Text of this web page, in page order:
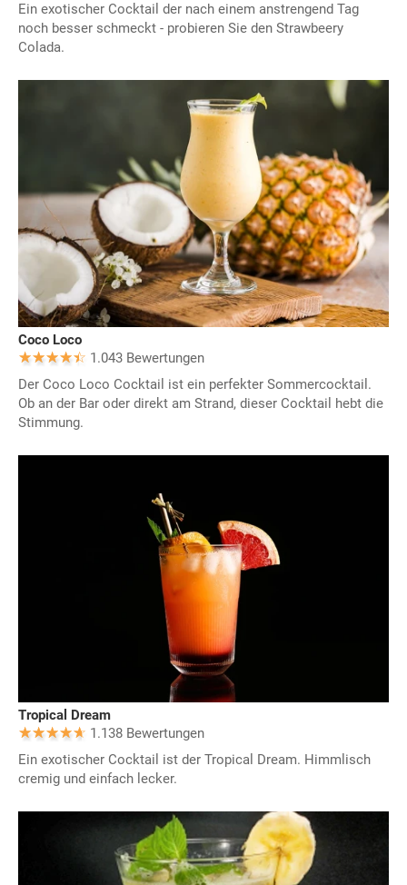
Ein exotischer Cocktail der nach einem anstrengend Tag
noch besser schmeckt - probieren Sie den Strawbeery
Colada.
Coco Loco
1.043 Bewertungen
Der Coco Loco Cocktail ist ein perfekter Sommercocktail.
Ob an der Bar oder direkt am Strand, dieser Cocktail hebt die
Stimmung.
Tropical Dream
1.138 Bewertungen
Ein exotischer Cocktail ist der Tropical Dream. Himmlisch
cremig und einfach lecker.